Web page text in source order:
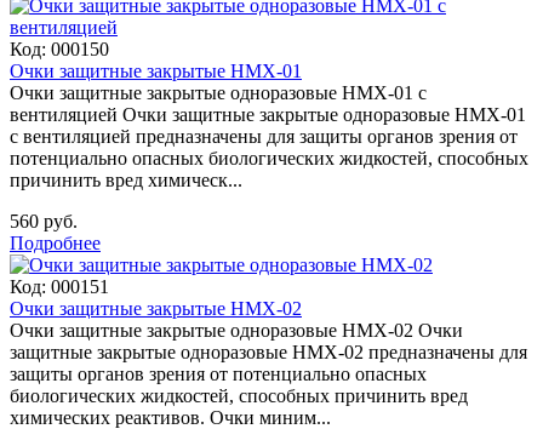
Код: 000150
Очки защитные закрытые HMX-01
Очки защитные закрытые одноразовые HMX-01 с
вентиляцией Очки защитные закрытые одноразовые HMX-01
с вентиляцией предназначены для защиты органов зрения от
потенциально опасных биологических жидкостей, способных
причинить вред химическ...
560 руб.
Подробнее
Код: 000151
Очки защитные закрытые HMX-02
Очки защитные закрытые одноразовые HMX-02 Очки
защитные закрытые одноразовые HMX-02 предназначены для
защиты органов зрения от потенциально опасных
биологических жидкостей, способных причинить вред
химических реактивов. Очки миним...